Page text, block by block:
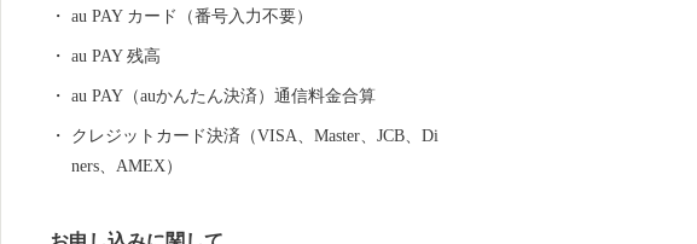
au PAY カード（番号入力不要）
au PAY 残高
au PAY（auかんたん決済）通信料金合算
クレジットカード決済（VISA、Master、JCB、Di
ners、AMEX）